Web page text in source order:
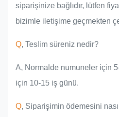
siparişinize bağlıdır, lütfen
bizimle iletişime geçmekten
Q, Teslim süreniz nedir?
A, Normalde numuneler için
için 10-15 iş günü.
Q, Siparişimin ödemesini